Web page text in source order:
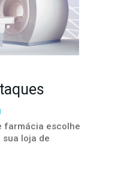
farmácia escolhe
loja de